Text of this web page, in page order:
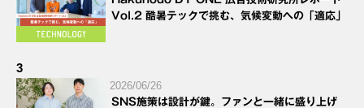
Vol.2 酷暑テックで挑む、気候変動への「適応」
3
2026/06/26
SNS施策は設計が鍵。ファンと一緒に盛り上げ